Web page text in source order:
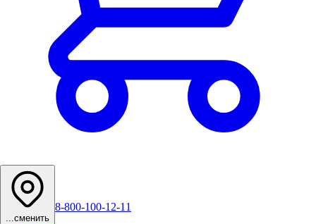
...сменить
8-800-100-12-11